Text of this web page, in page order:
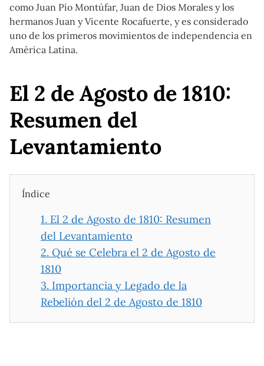
como Juan Pío Montúfar, Juan de Dios Morales y los
hermanos Juan y Vicente Rocafuerte, y es considerado
uno de los primeros movimientos de independencia en
América Latina.
El 2 de Agosto de 1810:
Resumen del
Levantamiento
Índice
1. El 2 de Agosto de 1810: Resumen
del Levantamiento
2. Qué se Celebra el 2 de Agosto de
1810
3. Importancia y Legado de la
Rebelión del 2 de Agosto de 1810